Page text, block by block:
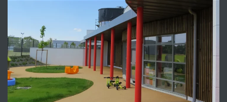
EVOLIS